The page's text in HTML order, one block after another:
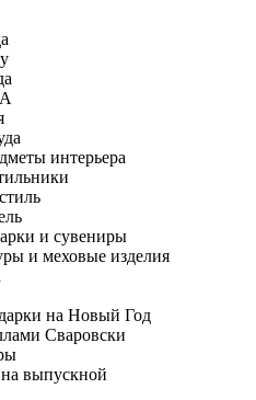
интерьера
и сувениры
и меховые изделия
на Новый Год
Сваровски
выпускной